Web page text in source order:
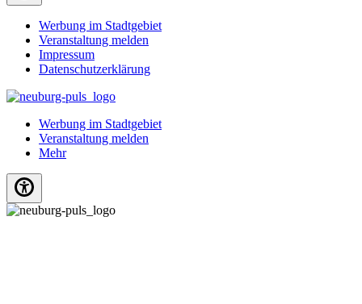
Werbung im Stadtgebiet
Veranstaltung melden
Impressum
Datenschutzerklärung
Werbung im Stadtgebiet
Veranstaltung melden
Mehr